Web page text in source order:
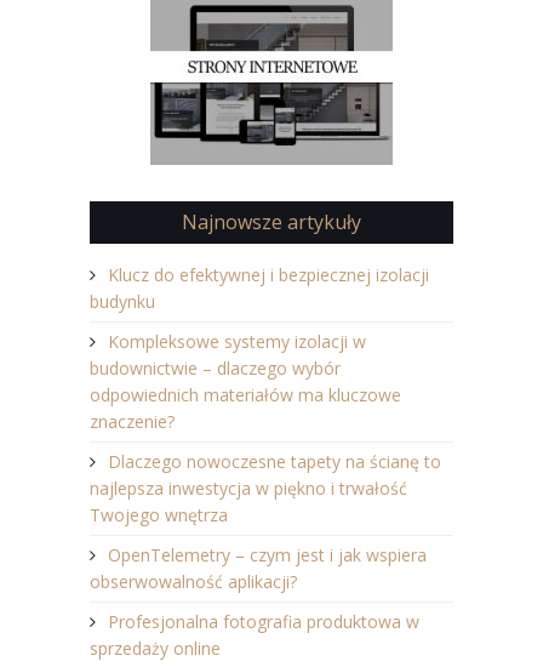
Najnowsze artykuły
Klucz do efektywnej i bezpiecznej izolacji
budynku
Kompleksowe systemy izolacji w
budownictwie – dlaczego wybór
odpowiednich materiałów ma kluczowe
znaczenie?
Dlaczego nowoczesne tapety na ścianę to
najlepsza inwestycja w piękno i trwałość
Twojego wnętrza
OpenTelemetry – czym jest i jak wspiera
obserwowalność aplikacji?
Profesjonalna fotografia produktowa w
sprzedaży online